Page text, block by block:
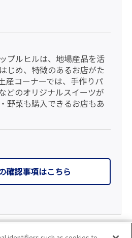
プルヒルは、地場産品を活
じめ、特徴のあるお店がた
産コーナーでは、手作りパ
どのオリジナルスイーツが
野菜も購入できるお店もあ
確認事項はこちら